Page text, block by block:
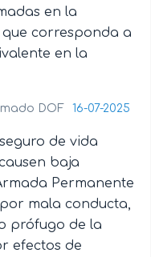
en la
que corresponda a
en la
DOF 16-07-2025
de vida
baja
Permanente
mala conducta,
prófugo de la
efectos de